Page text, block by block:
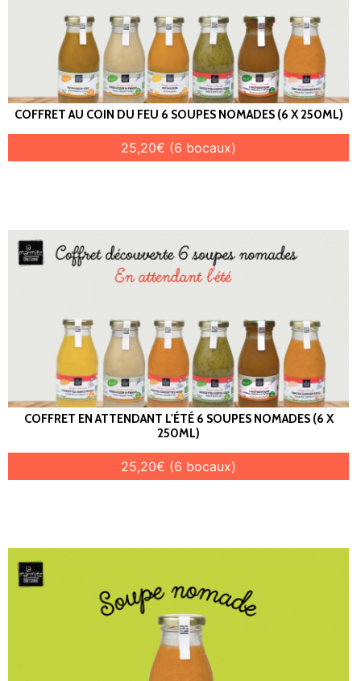
COFFRET AU COIN DU FEU 6 SOUPES NOMADES (6 X 250ML)
25,20€ (6 bocaux)
COFFRET EN ATTENDANT L'ÉTÉ 6 SOUPES NOMADES (6 X
250ML)
25,20€ (6 bocaux)